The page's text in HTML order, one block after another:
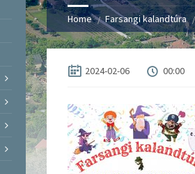
Home Farsangi kalandtúra
2024-02-06 00:00